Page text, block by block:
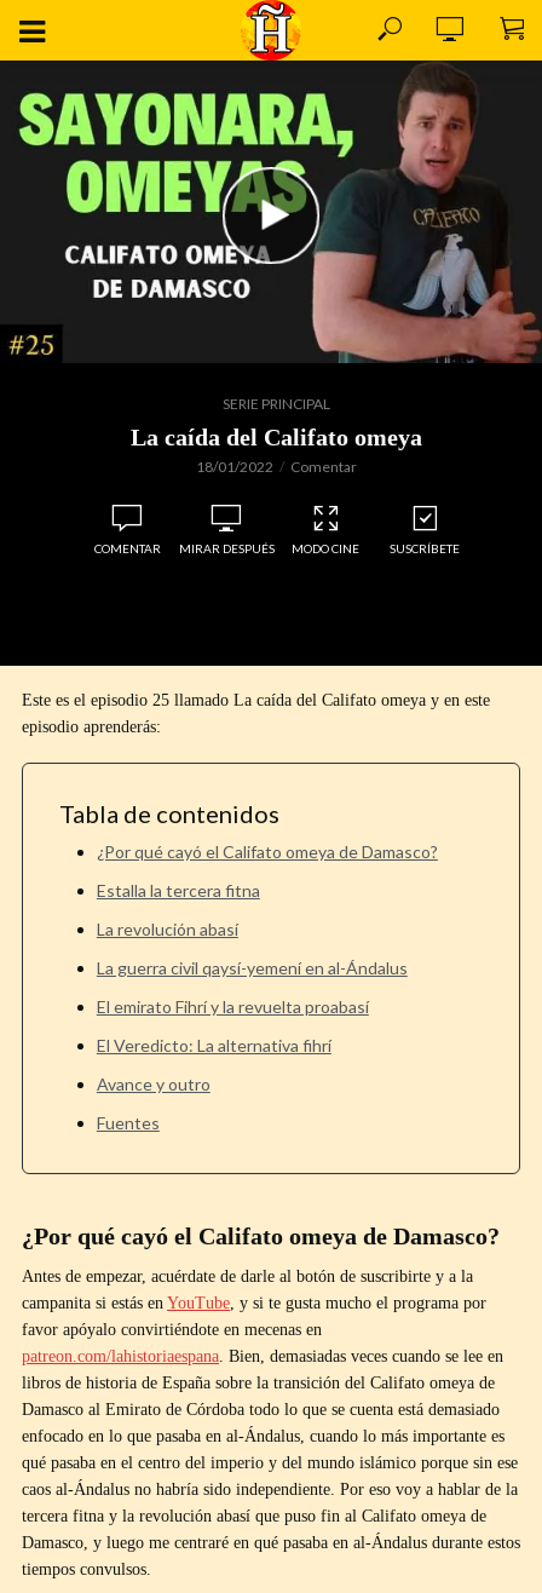
SERIE PRINCIPAL
La caída del Califato omeya
18/01/2022 Comentar
COMENTAR MIRAR DESPUÉS MODO CINE SUSCRÍBETE
Este es el episodio 25 llamado La caída del Califato omeya y en este
episodio aprenderás:
Tabla de contenidos
¿Por qué cayó el Califato omeya de Damasco?
Estalla la tercera fitna
La revolución abasí
La guerra civil qaysí-yemení en al-Ándalus
El emirato Fihrí y la revuelta proabasí
El Veredicto: La alternativa fihrí
Avance y outro
Fuentes
¿Por qué cayó el Califato omeya de Damasco?
Antes de empezar, acuérdate de darle al botón de suscribirte y a la
campanita si estás en YouTube, y si te gusta mucho el programa por
favor apóyalo convirtiéndote en mecenas en
patreon.com/lahistoriaespana. Bien, demasiadas veces cuando se lee en
libros de historia de España sobre la transición del Califato omeya de
Damasco al Emirato de Córdoba todo lo que se cuenta está demasiado
enfocado en lo que pasaba en al-Ándalus, cuando lo más importante es
qué pasaba en el centro del imperio y del mundo islámico porque sin ese
caos al-Ándalus no habría sido independiente. Por eso voy a hablar de la
tercera fitna y la revolución abasí que puso fin al Califato omeya de
Damasco, y luego me centraré en qué pasaba en al-Ándalus durante estos
tiempos convulsos.